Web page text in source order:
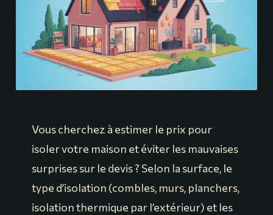
Vous cherchez à estimer le prix pour
isoler votre maison et éviter les mauvaises
surprises sur le devis ? Selon la surface, le
type d’isolation (combles, murs, planchers,
isolation thermique par l’extérieur) et les